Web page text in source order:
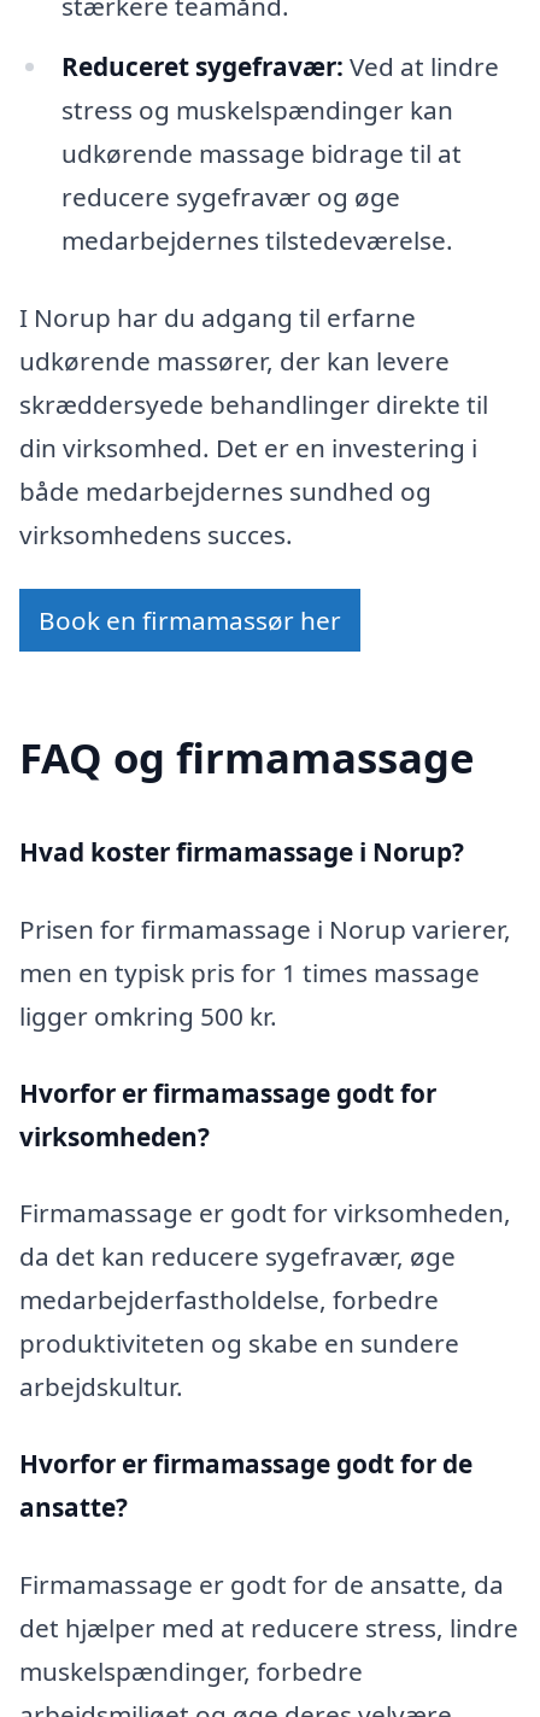
Reduceret sygefravær: Ved at lindre
stress og muskelspændinger kan
udkørende massage bidrage til at
reducere sygefravær og øge
medarbejdernes tilstedeværelse.
I Norup har du adgang til erfarne
udkørende massører, der kan levere
skræddersyede behandlinger direkte til
din virksomhed. Det er en investering i
både medarbejdernes sundhed og
virksomhedens succes.
Book en firmamassør her
FAQ og firmamassage
Hvad koster firmamassage i Norup?
Prisen for firmamassage i Norup varierer,
men en typisk pris for 1 times massage
ligger omkring 500 kr.
Hvorfor er firmamassage godt for
virksomheden?
Firmamassage er godt for virksomheden,
da det kan reducere sygefravær, øge
medarbejderfastholdelse, forbedre
produktiviteten og skabe en sundere
arbejdskultur.
Hvorfor er firmamassage godt for de
ansatte?
Firmamassage er godt for de ansatte, da
det hjælper med at reducere stress, lindre
muskelspændinger, forbedre